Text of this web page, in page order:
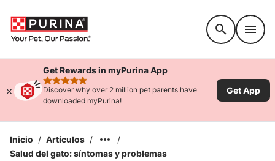
Get Rewards in myPurina App
rated 4.9 stars
Discover why over 2 million pet parents have
downloaded myPurina!
Get App
Inicio / Artículos /
/
Salud del gato: síntomas y problemas